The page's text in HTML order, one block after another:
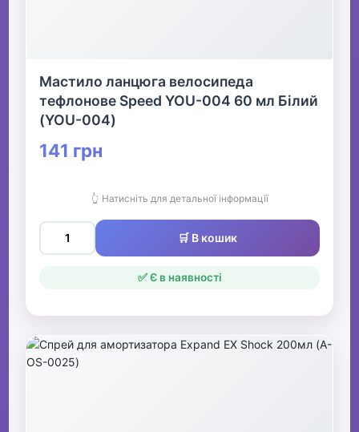
Мастило ланцюга велосипеда
тефлонове Speed YOU-004 60 мл Білий
(YOU-004)
141 грн
👆 Натисніть для детальної інформації
🛒 В кошик
✅ Є в наявності